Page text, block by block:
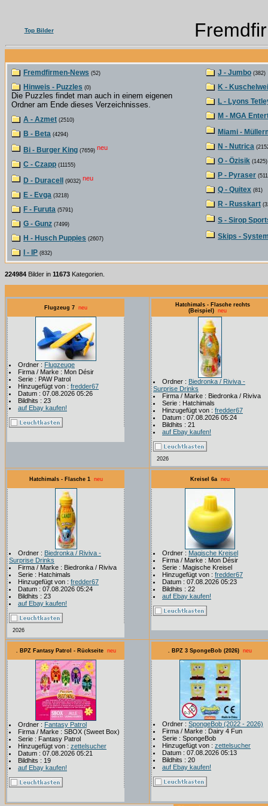
Top Bilder
Fremdfirmen-News (52)
Hinweis - Puzzles (0)
Die Puzzles findet man auch in einem eigenen
Ordner am Ende dieses Verzeichnisses.
A - Azmet (2510)
B - Beta (4294)
Bi - Burger King (7659) neu
C - Czapp (11155)
D - Duracell (9032) neu
E - Evga (3218)
F - Furuta (5791)
G - Gunz (7499)
H - Husch Puppies (2607)
I - IP (832)
J - Jumbo (382)
K -
L - Lyons
M - MGA
Miami -
N - Nutrica
O - Özisik (1425)
P - Pyraser
Q - Quitex (81)
R - Russkart
S - Sirop
Skips -
224984 Bilder in 11673 Kategorien.
Flugzeug 7 neu
Ordner : Flugzeuge
Firma / Marke : Mon Désir
Serie : PAW Patrol
Hinzugefügt von : fredder67
Datum : 07.08.2026 05:26
Bildhits : 23
auf Ebay kaufen!
Hatchimals - Flasche rechts
(Beispiel)
neu
Ordner : Biedronka / Riviva -
Surprise Drinks
Firma / Marke : Biedronka / Riviva
Serie : Hatchimals
Hinzugefügt von : fredder67
Datum : 07.08.2026 05:24
Bildhits : 21
auf Ebay kaufen!
2026
Hatchimals - Flasche 1 neu
Ordner : Biedronka / Riviva -
Surprise Drinks
Firma / Marke : Biedronka / Riviva
Serie : Hatchimals
Hinzugefügt von : fredder67
Datum : 07.08.2026 05:24
Bildhits : 23
auf Ebay kaufen!
2026
Kreisel 6a neu
Ordner : Magische Kreisel
Firma / Marke : Mon Désir
Serie : Magische Kreisel
Hinzugefügt von : fredder67
Datum : 07.08.2026 05:23
Bildhits : 22
auf Ebay kaufen!
. BPZ Fantasy Patrol - Rückseite neu
Ordner : Fantasy Patrol
Firma / Marke : SBOX (Sweet Box)
Serie : Fantasy Patrol
Hinzugefügt von : zettelsucher
Datum : 07.08.2026 05:21
Bildhits : 19
auf Ebay kaufen!
. BPZ 3 SpongeBob (2026) neu
Ordner : SpongeBob (2022 - 2026)
Firma / Marke : Dairy 4 Fun
Serie : SpongeBob
Hinzugefügt von : zettelsucher
Datum : 07.08.2026 05:13
Bildhits : 20
auf Ebay kaufen!